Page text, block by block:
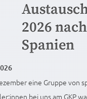
2026
Spanien
eine Gruppe von
bei uns am GKP